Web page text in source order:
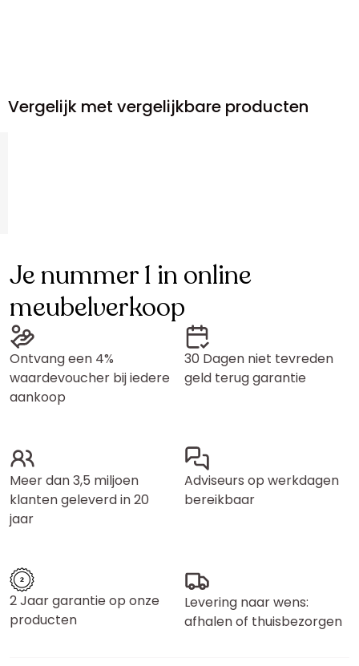
Vergelijk met vergelijkbare producten
Je nummer 1 in online
meubelverkoop
Ontvang een 4%
waardevoucher bij iedere
aankoop
30 Dagen niet tevreden
geld terug garantie
Meer dan 3,5 miljoen
klanten geleverd in 20
jaar
Adviseurs op werkdagen
bereikbaar
2 Jaar garantie op onze
producten
Levering naar wens:
afhalen of thuisbezorgen